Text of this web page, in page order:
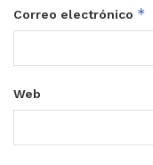
Correo electrónico *
Web